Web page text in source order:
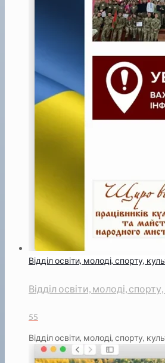
Відділ освіти, молоді, спорту,
Відділ освіти, молоді,
55
Відділ освіти, молоді, спорту,